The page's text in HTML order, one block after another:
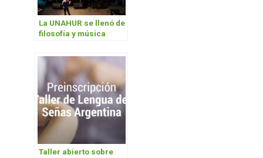
La UNAHUR se llenó de
filosofía y música
Taller abierto sobre